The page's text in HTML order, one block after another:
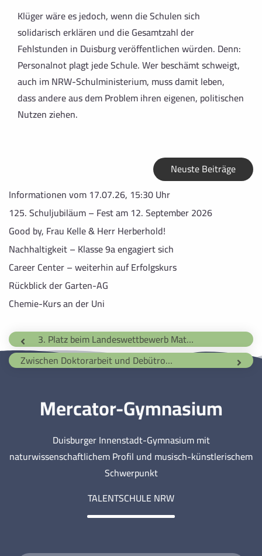
Klüger wäre es jedoch, wenn die Schulen sich
solidarisch erklären und die Gesamtzahl der
Fehlstunden in Duisburg veröffentlichen würden. Denn:
Personalnot plagt jede Schule. Wer beschämt schweigt,
auch im NRW-Schulministerium, muss damit leben,
dass andere aus dem Problem ihren eigenen, politischen
Nutzen ziehen.
Neuste Beiträge
Informationen vom 17.07.26, 15:30 Uhr
125. Schuljubiläum – Fest am 12. September 2026
Good by, Frau Kelle & Herr Herberhold!
Nachhaltigkeit – Klasse 9a engagiert sich
Career Center – weiterhin auf Erfolgskurs
Rückblick der Garten-AG
Chemie-Kurs an der Uni
3. Platz beim Landeswettbewerb Mathematik
Zwischen Doktorarbeit und Debütroman
Mercator-Gymnasium
Duisburger Innenstadt-Gymnasium mit
naturwissenschaftlichem Profil und musisch-künstlerischem
Schwerpunkt
TALENTSCHULE NRW